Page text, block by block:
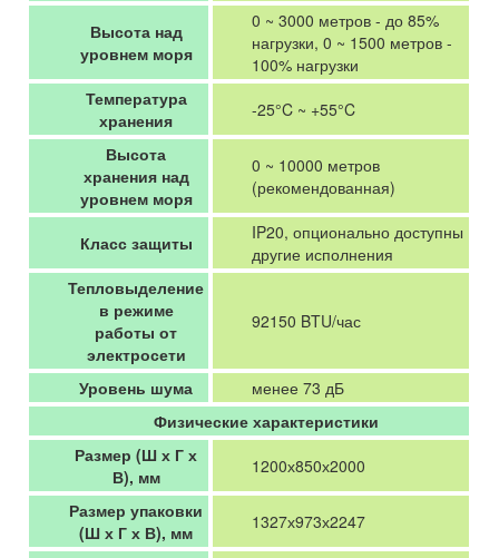
Высота над
уровнем моря
0 ~ 3000 метров - до 85%
нагрузки, 0 ~ 1500 метров -
100% нагрузки
Температура
хранения
-25°C ~ +55°C
Высота
хранения над
уровнем моря
0 ~ 10000 метров
(рекомендованная)
Класс защиты
IP20, опционально доступны
другие исполнения
Тепловыделение
в режиме
работы от
электросети
92150 BTU/час
Уровень шума
менее 73 дБ
Физические характеристики
Размер (Ш х Г х
В), мм
1200х850х2000
Размер упаковки
(Ш х Г х В), мм
1327х973х2247